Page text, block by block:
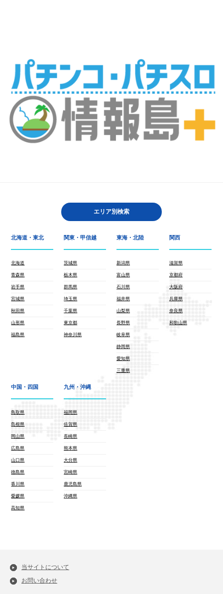
エリア別検索
北海道・東北
北海道
青森県
岩手県
宮城県
秋田県
山形県
福島県
関東・甲信越
茨城県
栃木県
群馬県
埼玉県
千葉県
東京都
神奈川県
東海・北陸
新潟県
富山県
石川県
福井県
山梨県
長野県
岐阜県
静岡県
愛知県
三重県
関西
滋賀県
京都府
大阪府
兵庫県
奈良県
和歌山県
中国・四国
鳥取県
島根県
岡山県
広島県
山口県
徳島県
香川県
愛媛県
高知県
九州・沖縄
福岡県
佐賀県
長崎県
熊本県
大分県
宮崎県
鹿児島県
沖縄県
当サイトについて
お問い合わせ